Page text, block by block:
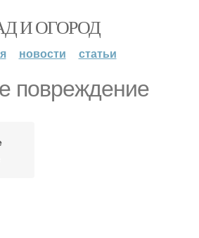
И ОГОРОД
новости статьи
повреждение